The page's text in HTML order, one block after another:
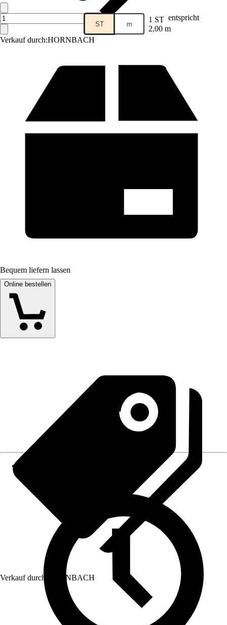
Verkauf durch:HORNBACH
ST m 1 ST entspricht
2,00 m
Bequem liefern lassen
Online bestellen
Verkauf durch: HORNBACH